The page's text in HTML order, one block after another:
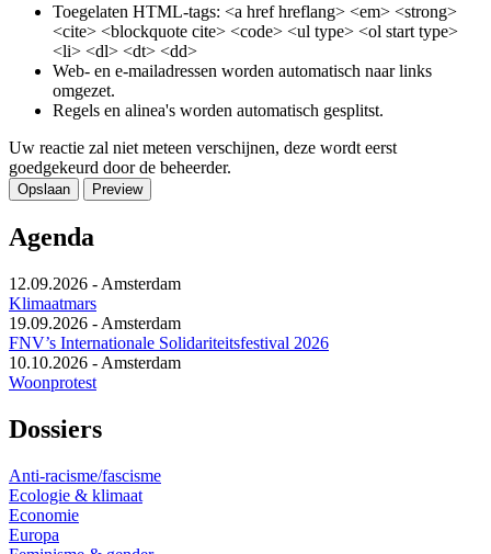
Toegelaten HTML-tags: <a href hreflang> <em> <strong>
<cite> <blockquote cite> <code> <ul type> <ol start type>
<li> <dl> <dt> <dd>
Web- en e-mailadressen worden automatisch naar links
omgezet.
Regels en alinea's worden automatisch gesplitst.
Uw reactie zal niet meteen verschijnen, deze wordt eerst
goedgekeurd door de beheerder.
Agenda
12.09.2026 - Amsterdam
Klimaatmars
19.09.2026 - Amsterdam
FNV’s Internationale Solidariteitsfestival 2026
10.10.2026 - Amsterdam
Woonprotest
Dossiers
Anti-racisme/fascisme
Ecologie & klimaat
Economie
Europa